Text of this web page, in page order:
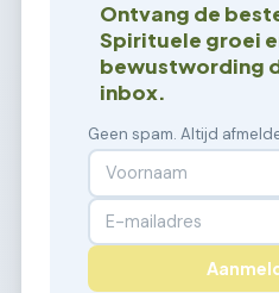
Ontvang de
Spirituele groei
bewustwording
inbox.
Geen spam. Altijd